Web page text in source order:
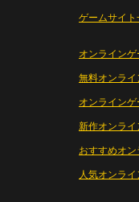
ゲームサイト
オンラインゲ
無料オンライ
オンライン
新作オンライ
おすすめオ
人気オンラ